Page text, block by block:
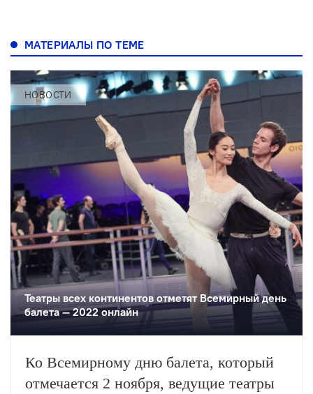
МАТЕРИАЛЫ ПО ТЕМЕ
НОВОСТИ
Театры всех континентов отметят Всемирный день
балета — 2022 онлайн
Ко Всемирному дню балета, который
отмечается 2 ноября, ведущие театры